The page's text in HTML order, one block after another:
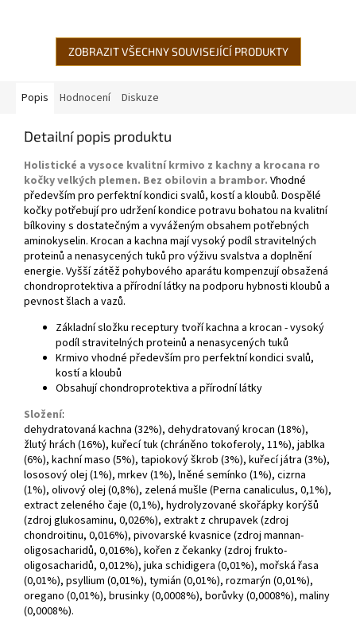
srst ve...
ZOBRAZIT VŠECHNY SOUVISEJÍCÍ PRODUKTY
Popis Hodnocení Diskuze
Detailní popis produktu
Holistické a vysoce kvalitní krmivo z kachny a krocana ro
kočky velkých plemen. Bez obilovin a brambor. Vhodné
především pro perfektní kondici svalů, kostí a kloubů. Dospělé
kočky potřebují pro udržení kondice potravu bohatou na kvalitní
bílkoviny s dostatečným a vyváženým obsahem potřebných
aminokyselin. Krocan a kachna mají vysoký podíl stravitelných
proteinů a nenasycených tuků pro výživu svalstva a doplnění
energie. Vyšší zátěž pohybového aparátu kompenzují obsažená
chondroprotektiva a přírodní látky na podporu hybnosti kloubů a
pevnost šlach a vazů.
Základní složku receptury tvoří kachna a krocan - vysoký
podíl stravitelných proteinů a nenasycených tuků
Krmivo vhodné především pro perfektní kondici svalů,
kostí a kloubů
Obsahují chondroprotektiva a přírodní látky
Složení:
dehydratovaná kachna (32%), dehydratovaný krocan (18%),
žlutý hrách (16%), kuřecí tuk (chráněno tokoferoly, 11%), jablka
(6%), kachní maso (5%), tapiokový škrob (3%), kuřecí játra (3%),
lososový olej (1%), mrkev (1%), lněné semínko (1%), cizrna
(1%), olivový olej (0,8%), zelená mušle (Perna canaliculus, 0,1%),
extract zeleného čaje (0,1%), hydrolyzované skořápky korýšů
(zdroj glukosaminu, 0,026%), extrakt z chrupavek (zdroj
chondroitinu, 0,016%), pivovarské kvasnice (zdroj mannan-
oligosacharidů, 0,016%), kořen z čekanky (zdroj frukto-
oligosacharidů, 0,012%), juka schidigera (0,01%), mořská řasa
(0,01%), psyllium (0,01%), tymián (0,01%), rozmarýn (0,01%),
oregano (0,01%), brusinky (0,0008%), borůvky (0,0008%), maliny
(0,0008%).